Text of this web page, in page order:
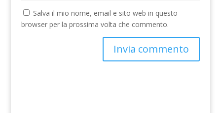
Salva il mio nome, email e sito web in questo
browser per la prossima volta che commento.